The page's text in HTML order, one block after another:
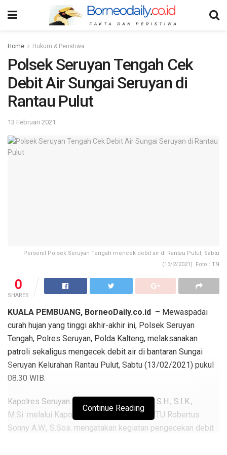
Home Hukum & Peristiwa
Polsek Seruyan Tengah Cek
Debit Air Sungai Seruyan di
Rantau Pulut
13 Februari 2021
Personil Polsek Seruyan Tengah mencek debit air di Rantau Pulut, Sabtu
(13/2/2021). Foto : TN
0
SHARES
KUALA PEMBUANG, BorneoDaily.co.id – Mewaspadai
curah hujan yang tinggi akhir-akhir ini, Polsek Seruyan
Tengah, Polres Seruyan, Polda Kalteng, melaksanakan
patroli sekaligus mengecek debit air di bantaran Sungai
Seruyan Kelurahan Rantau Pulut, Sabtu (13/02/2021) pukul
08.30 WIB.
Kapolres Seruyan AKBP Bayu Wicaksono, S.H., S.I.K.,
M.Si. melalui Kapolsek Seruyan Tengah IPTU Robertus
Sonny A.W., S.Sos. mengatakan kegiatan pengecekan debit
Continue Reading